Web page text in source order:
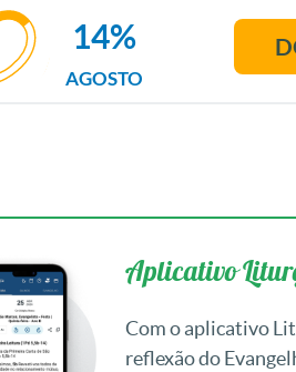
AGOSTO
14%
Aplicativo
Com o aplicativo
reflexão do